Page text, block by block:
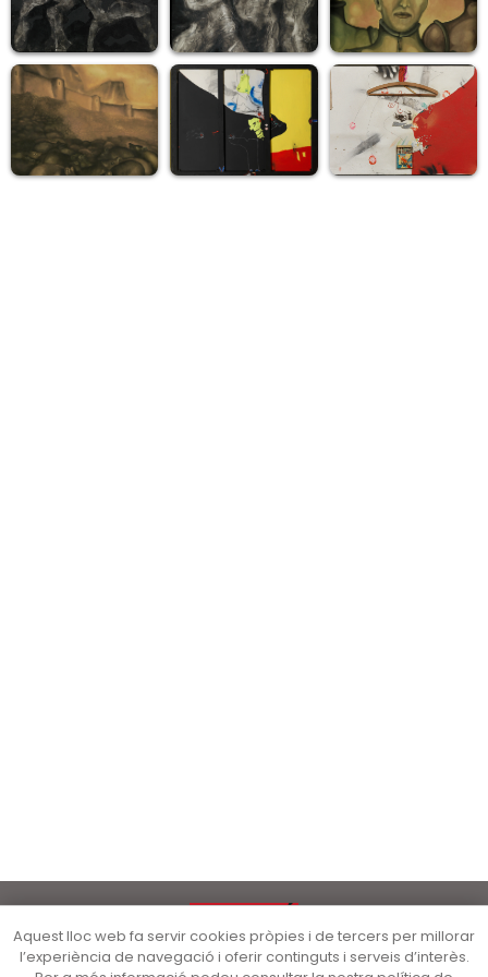
Aquest lloc web fa servir cookies pròpies i de tercers per millorar
l’experiència de navegació i oferir continguts i serveis d’interès.